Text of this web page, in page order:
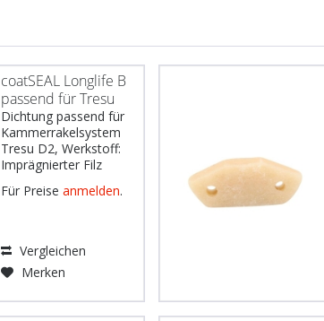
Heidelberg
Koenig & Bauer
Komori
manroland
Nilpeter
Ryobi
Windmöller & Hölscher
Seitendichtung
coatSEAL Longlife B
passend für Tresu
D2
Dichtung passend für
Kammerrakelsystem
Tresu D2, Werkstoff:
Imprägnierter Filz
Abmessungen: 71 x
Heidelberg Modelle
SM52, SM72, SM74,
CD74, XL75, SM102,
Für Preiseanmelden.
Vergleichen
Merken